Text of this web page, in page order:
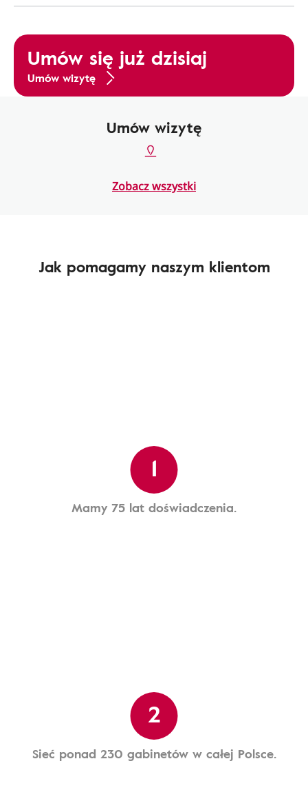
Umów się już dzisiaj
Umów wizytę
Umów wizytę
Zobacz wszystki
Jak pomagamy naszym klientom
1
Mamy 75 lat doświadczenia.
2
Sieć ponad 230 gabinetów w całej Polsce.